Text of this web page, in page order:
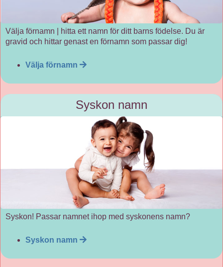
Välja förnamn | hitta ett namn för ditt barns födelse. Du är
gravid och hittar genast en förnamn som passar dig!
Välja förnamn
Syskon namn
Syskon! Passar namnet ihop med syskonens namn?
Syskon namn